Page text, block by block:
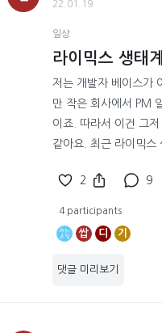
22.01.19
일상
라이믹스 생태
저는 개발자 베이스가
만 작은 회사에서 PM
이죠. 따라서 이건 그
같아요. 최근 라이믹스
2 9
4 participants
쌉 디 기
댓글 미리보기